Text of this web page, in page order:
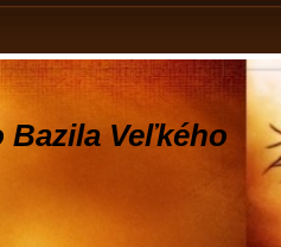
Veľkého